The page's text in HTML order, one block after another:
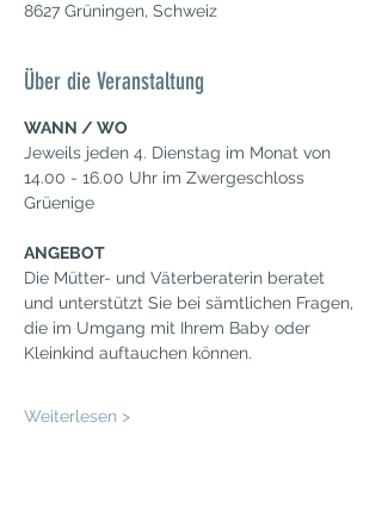
8627 Grüningen, Schweiz
Über die Veranstaltung
WANN / WO
Jeweils jeden 4. Dienstag im Monat von
14.00 - 16.00 Uhr im Zwergeschloss
Grüenige
ANGEBOT
Die Mütter- und Väterberaterin beratet
und unterstützt Sie bei sämtlichen Fragen,
die im Umgang mit Ihrem Baby oder
Kleinkind auftauchen können.​
Weiterlesen >